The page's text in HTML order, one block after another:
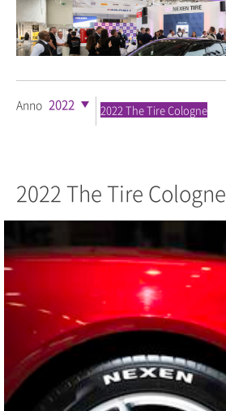
Anno 2022 2022 The Tire Cologne
2022 The Tire Cologne